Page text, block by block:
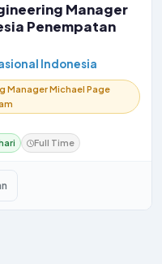
Manager
Penempatan
Indonesia
Manager Michael Page
Full Time